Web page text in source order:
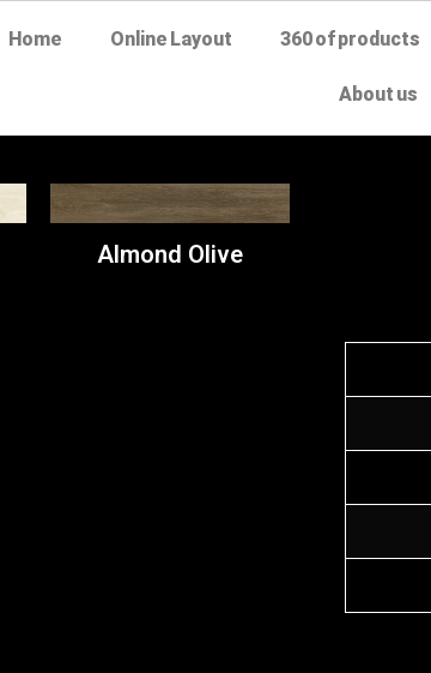
Home Online Layout 360 of products
About us
Almond Olive